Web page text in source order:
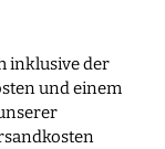
inklusive der
und einem